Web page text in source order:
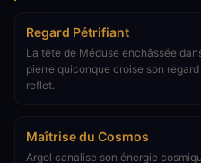
Regard Pétrifiant
La tête de Méduse enchâssée
pierre quiconque croise son
reflet.
Maîtrise du Cosmos
Argol canalise son énergie